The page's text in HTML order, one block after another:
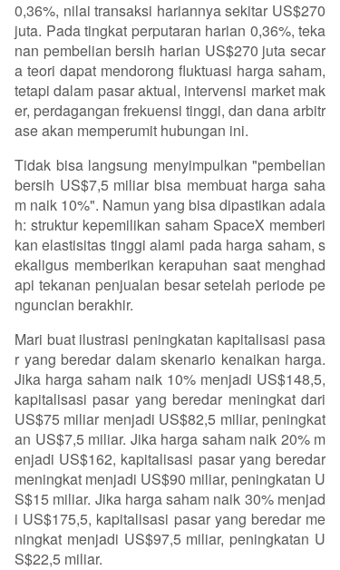
0,36%, nilai transaksi hariannya sekitar US$270
juta. Pada tingkat perputaran harian 0,36%, teka
nan pembelian bersih harian US$270 juta secar
a teori dapat mendorong fluktuasi harga saham,
tetapi dalam pasar aktual, intervensi market mak
er, perdagangan frekuensi tinggi, dan dana arbitr
ase akan memperumit hubungan ini.
Tidak bisa langsung menyimpulkan "pembelian
bersih US$7,5 miliar bisa membuat harga saha
m naik 10%". Namun yang bisa dipastikan adala
h: struktur kepemilikan saham SpaceX memberi
kan elastisitas tinggi alami pada harga saham, s
ekaligus memberikan kerapuhan saat menghad
api tekanan penjualan besar setelah periode pe
nguncian berakhir.
Mari buat ilustrasi peningkatan kapitalisasi pasa
r yang beredar dalam skenario kenaikan harga.
Jika harga saham naik 10% menjadi US$148,5,
kapitalisasi pasar yang beredar meningkat dari
US$75 miliar menjadi US$82,5 miliar, peningkat
an US$7,5 miliar. Jika harga saham naik 20% m
enjadi US$162, kapitalisasi pasar yang beredar
meningkat menjadi US$90 miliar, peningkatan U
S$15 miliar. Jika harga saham naik 30% menjad
i US$175,5, kapitalisasi pasar yang beredar me
ningkat menjadi US$97,5 miliar, peningkatan U
S$22,5 miliar.